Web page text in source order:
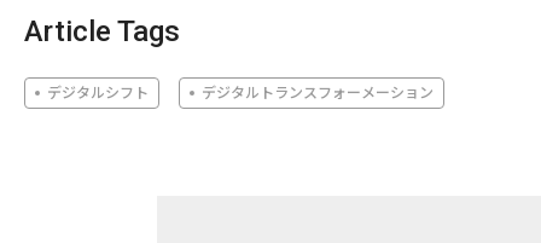
Article Tags
デジタルシフト デジタルトランスフォーメーション